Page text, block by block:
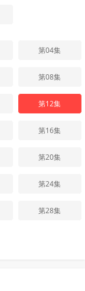
第04集
第08集
第12集
第16集
第20集
第24集
第28集